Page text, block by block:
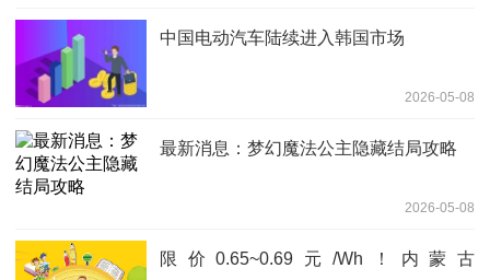
中国电动汽车陆续进入韩国市场
2026-05-08
最新消息：梦幻魔法公主隐藏结局攻略
2026-05-08
限价0.65~0.69元/Wh！内蒙古